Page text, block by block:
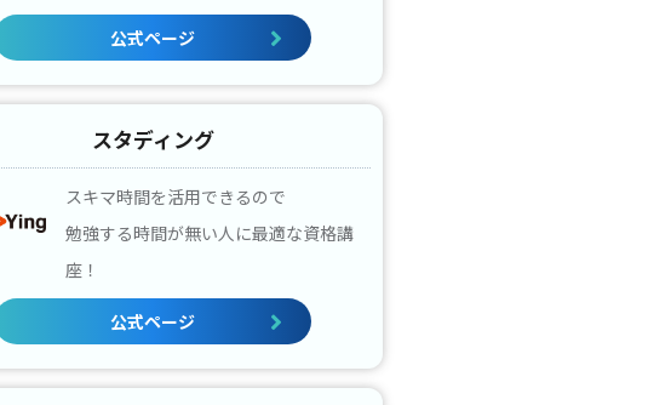
公式ページ
スタディング
スキマ時間を活用できるので
勉強する時間が無い人に最適な資格講
座！
公式ページ